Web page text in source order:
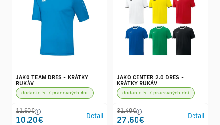
JAKO TEAM DRES - KRÁTKY
RUKÁV
dodanie 5-7 pracovných dní
11.60€
10.20€
Detail
JAKO CENTER 2.0 DRES -
KRÁTKY RUKÁV
dodanie 5-7 pracovných dní
31.40€
27.60€
Detail